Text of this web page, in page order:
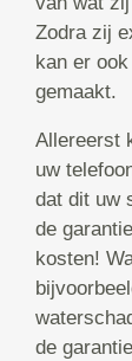
Zodra zij
kan er
gemaakt.
Allereerst
uw
dat dit uw
de
kosten!
de